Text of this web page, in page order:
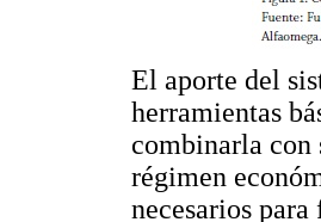
El aporte del
herramientas
combinarla con
régimen
necesarios